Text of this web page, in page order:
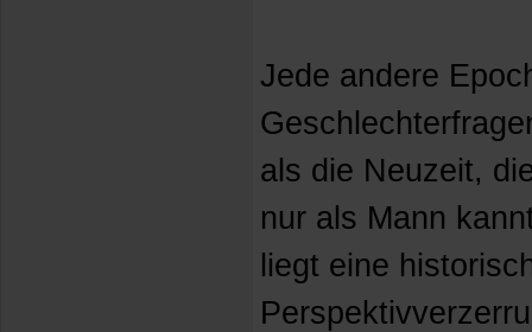
Jede andere
als die Neuzeit,
nur als Mann
liegt eine